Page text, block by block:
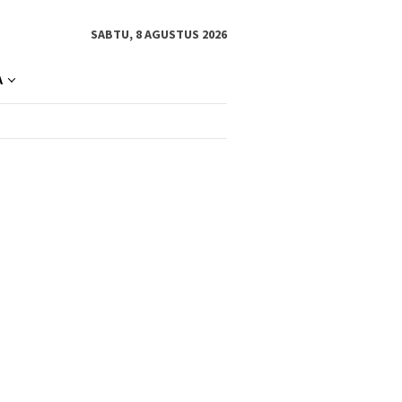
SABTU, 8 AGUSTUS 2026